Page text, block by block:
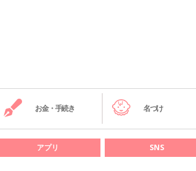
お金・手続き 名づけ
アプリ SNS